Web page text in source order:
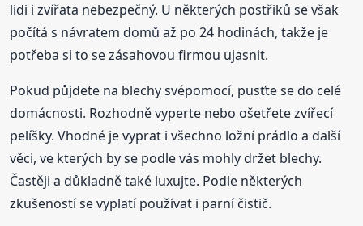
lidi i zvířata nebezpečný. U některých postřiků se však
počítá s návratem domů až po 24 hodinách, takže je
potřeba si to se zásahovou firmou ujasnit.
Pokud půjdete na blechy svépomocí, pusťte se do celé
domácnosti. Rozhodně vyperte nebo ošetřete zvířecí
pelíšky. Vhodné je vyprat i všechno ložní prádlo a další
věci, ve kterých by se podle vás mohly držet blechy.
Častěji a důkladně také luxujte. Podle některých
zkušeností se vyplatí používat i parní čistič.